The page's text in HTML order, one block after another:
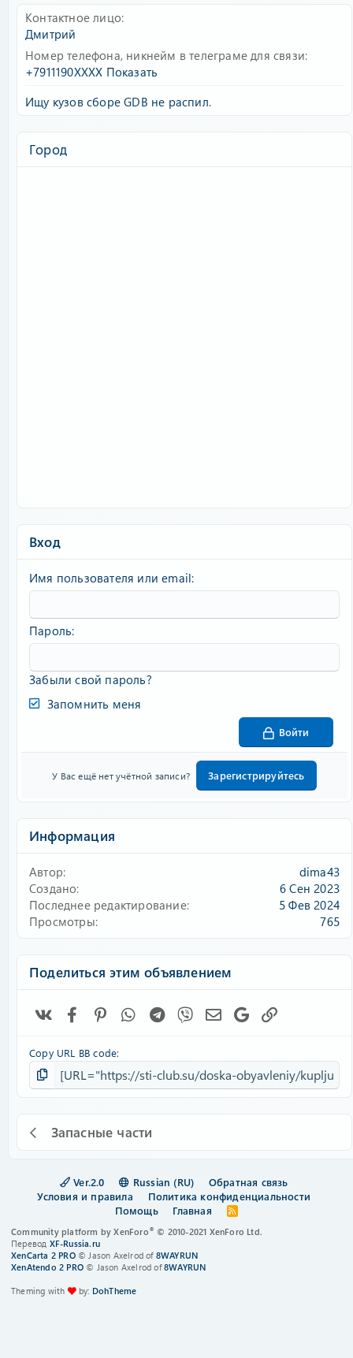
Контактное лицо
Дмитрий
Номер телефона, никнейм в телеграме для связи
+7911190XXXX Показать
Ищу кузов сборе GDB не распил.
Город
Вход
Имя пользователя или email
Пароль
Забыли свой пароль?
Запомнить меня
Войти
У Вас ещё нет учётной записи? Зарегистрируйтесь
Информация
Автор
dima43
Создано
6 Сен 2023
Последнее редактирование
5 Фев 2024
Просмотры
765
Поделиться этим объявлением
FacebookPinterestWhatsAppTelegram
Viber Электронная почта
Google
Copy URL BB code
Запасные части
Ver.2.0 Russian (RU)
Обратная связь
Условия и правила
Политика конфиденциальности
Помощь
Главная
R
S
Community platform by XenForo® © 2010-2021 XenForo Ltd.
Перевод XF-Russia.ru
XenCarta 2 PRO© Jason Axelrod of 8WAYRUN
XenAtendo 2 PRO © Jason Axelrod of8WAYRUN
Theming with
by: DohTheme